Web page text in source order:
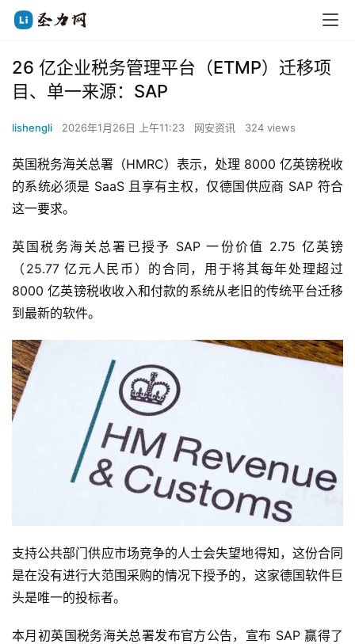
26 亿企业税务管理平台（ETMP）迁移项
目、单一来源：SAP
lishengli 2026年1月26日 上午11:23 网安资讯 324 views
英国税务海关总署（HMRC）表示，处理 8000 亿英镑税收
的系统必须是 SaaS 且享有主权，仅德国供应商 SAP 符合
这一要求。
英国税务海关总署已授予 SAP 一份价值 2.75 亿英镑
（25.77 亿元人民币）的合同，用于将其每年处理超过
8000 亿英镑税收收入和付款的系统从老旧的传统平台迁移
到最新的软件。
支持公共部门供应市场竞争的人士会失望地得知，这份合同
是在没有进行大范围采购的情况下授予的，这家德国软件巨
头是唯一的投标者。
本月初英国税务海关总署发布官方公告，宣布 SAP 赢得了